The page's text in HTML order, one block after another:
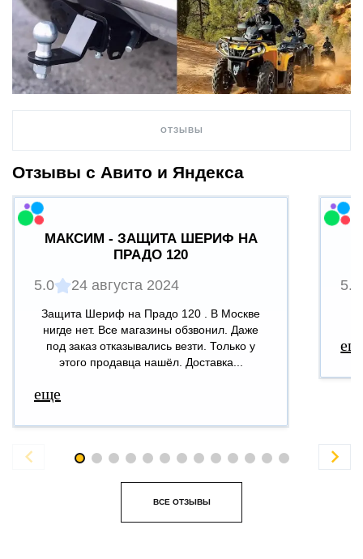
ОТЗЫВЫ
Отзывы с Авито и Яндекса
МАКСИМ - ЗАЩИТА ШЕРИФ НА
ПРАДО 120
5.0 24 августа 2024
Защита Шериф на Прадо 120 . В Москве
нигде нет. Все магазины обзвонил. Даже
под заказ отказывались везти. Только у
этого продавца нашёл. Доставка...
еще
5.0
 
ВСЕ ОТЗЫВЫ